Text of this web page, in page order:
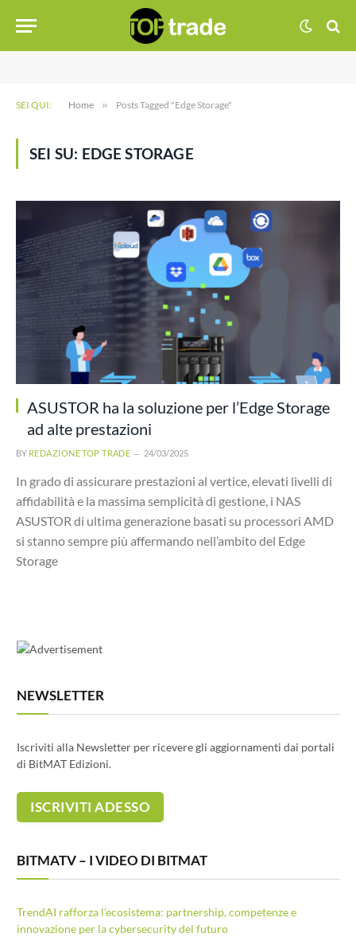
SEI QUI: Home » Posts Tagged "Edge Storage"
SEI SU: EDGE STORAGE
ASUSTOR ha la soluzione per l’Edge Storage
ad alte prestazioni
BY REDAZIONE TOP TRADE 24/03/2025
In grado di assicurare prestazioni al vertice, elevati livelli di
affidabilità e la massima semplicità di gestione, i NAS
ASUSTOR di ultima generazione basati su processori AMD
si stanno sempre più affermando nell’ambito del Edge
Storage
NEWSLETTER
Iscriviti alla Newsletter per ricevere gli aggiornamenti dai portali
di BitMAT Edizioni.
BITMATV – I VIDEO DI BITMAT
TrendAI rafforza l’ecosistema: partnership, competenze e
innovazione per la cybersecurity del futuro